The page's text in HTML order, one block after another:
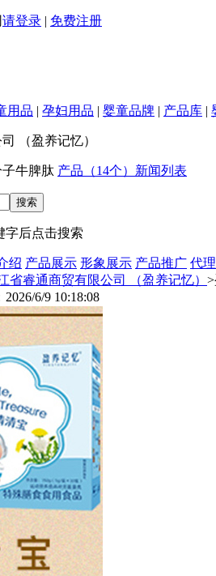
请登录 | 免费注册
用品 | 孕妇用品 | 婴童品牌 | 产品库 |
（盈养记忆）
牛脾肽 产品（14个） 新闻列表
字后点击搜索
绍 产品展示 形象展示 产品推广 代
省睿通商贸有限公司 （盈养记忆）
6/9 10:18:08